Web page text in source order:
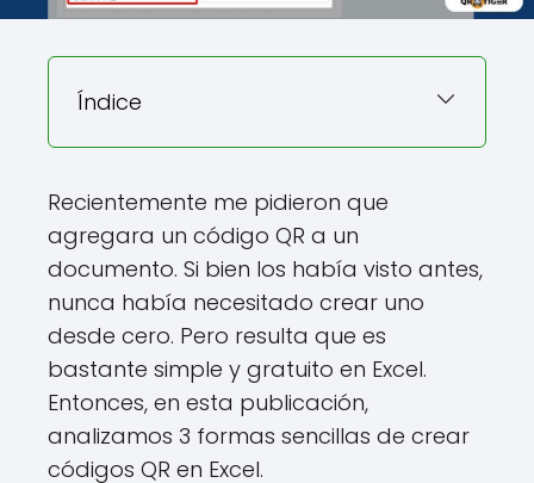
Índice
Recientemente me pidieron que
agregara un código QR a un
documento. Si bien los había visto antes,
nunca había necesitado crear uno
desde cero. Pero resulta que es
bastante simple y gratuito en Excel.
Entonces, en esta publicación,
analizamos 3 formas sencillas de crear
códigos QR en Excel.